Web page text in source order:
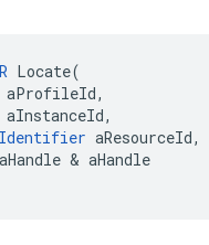
Locate(
aProfileId,
aInstanceId,
aResourceId,
& aHandle